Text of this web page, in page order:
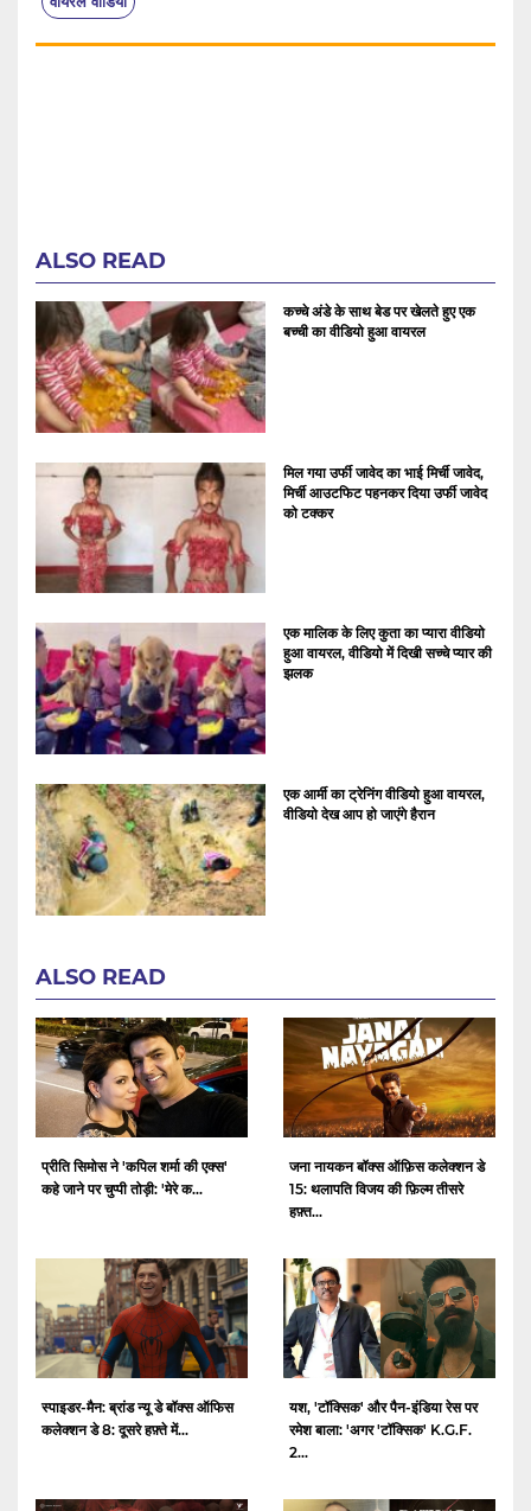
ALSO READ
कच्चे अंडे के साथ बेड पर खेलते हुए एक
बच्ची का वीडियो हुआ वायरल
मिल गया उर्फी जावेद का भाई मिर्ची जावेद,
मिर्ची आउटफिट पहनकर दिया उर्फी जावेद
को टक्कर
एक मालिक के लिए कुता का प्यारा वीडियो
हुआ वायरल, वीडियो में दिखी सच्चे प्यार की
झलक
एक आर्मी का ट्रेनिंग वीडियो हुआ वायरल,
वीडियो देख आप हो जाएंगे हैरान
ALSO READ
प्रीति सिमोस ने 'कपिल शर्मा की एक्स'
कहे जाने पर चुप्पी तोड़ी: 'मेरे क...
जना नायकन बॉक्स ऑफ़िस कलेक्शन डे
15: थलापति विजय की फ़िल्म तीसरे
हफ़्त...
स्पाइडर-मैन: ब्रांड न्यू डे बॉक्स ऑफिस
कलेक्शन डे 8: दूसरे हफ़्ते में...
यश, 'टॉक्सिक' और पैन-इंडिया रेस पर
रमेश बाला: 'अगर 'टॉक्सिक' K.G.F.
2...